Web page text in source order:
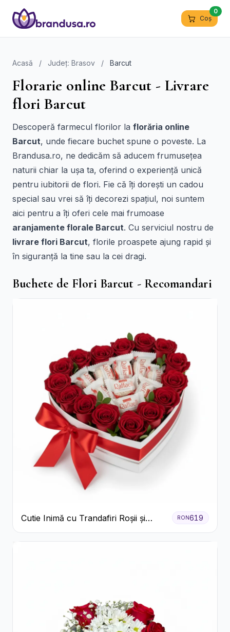
Coș
0
Acasă / Județ: Brasov / Barcut
Florarie online Barcut - Livrare
flori Barcut
Descoperă farmecul florilor la florăria online
Barcut, unde fiecare buchet spune o poveste. La
Brandusa.ro, ne dedicăm să aducem frumusețea
naturii chiar la ușa ta, oferind o experiență unică
pentru iubitorii de flori. Fie că îți dorești un cadou
special sau vrei să îți decorezi spațiul, noi suntem
aici pentru a îți oferi cele mai frumoase
aranjamente florale Barcut. Cu serviciul nostru de
livrare flori Barcut, florile proaspete ajung rapid și
în siguranță la tine sau la cei dragi.
Buchete de Flori Barcut - Recomandari
Cutie Inimă cu Trandafiri Roșii și
Bomboane Raffaello
RON619